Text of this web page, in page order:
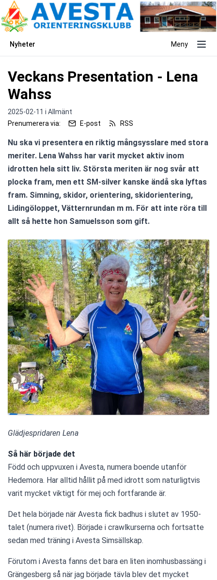
Nyheter Meny
Veckans Presentation - Lena
Wahss
2025-02-11 i Allmänt
Prenumerera via:
E-post RSS
Nu ska vi presentera en riktig mångsysslare med stora
meriter. Lena Wahss har varit mycket aktiv inom
idrotten hela sitt liv. Största meriten är nog svår att
plocka fram, men ett SM-silver kanske ändå ska lyftas
fram. Simning, skidor, orientering, skidorientering,
Lidingöloppet, Vätternrundan m m. För att inte röra till
allt så hette hon Samuelsson som gift.
Glädjespridaren Lena
Så här började det
Född och uppvuxen i Avesta, numera boende utanför
Hedemora. Har alltid hållit på med idrott som naturligtvis
varit mycket viktigt för mej och fortfarande är.
Det hela började när Avesta fick badhus i slutet av 1950-
talet (numera rivet). Började i crawlkurserna och fortsatte
sedan med träning i Avesta Simsällskap.
Förutom i Avesta fanns det bara en liten inomhusbassäng i
Grängesberg så när jag började tävla blev det mycket